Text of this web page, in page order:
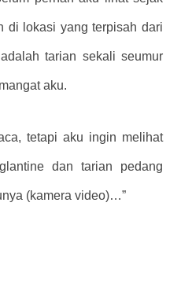
di lokasi yang terpisah dari
tarian sekali seumur
aku.
tetapi aku ingin melihat
dan tarian pedang
(kamera video)…”